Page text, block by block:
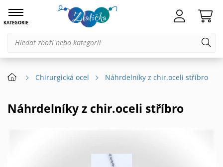
KATEGORIE
Chirurgická ocel Náhrdelníky z chir.oceli stříbro
Náhrdelníky z chir.oceli stříbro